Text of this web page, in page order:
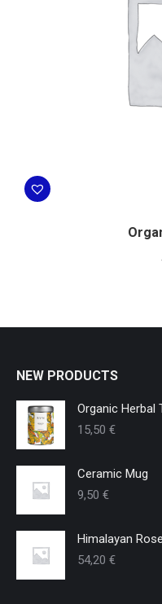
NEW PRODUCTS
Organic Herbal
15,50 €
Ceramic Mug
9,50 €
Himalayan
54,20 €